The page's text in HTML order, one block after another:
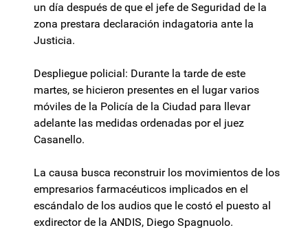
un día después de que el jefe de Seguridad de la
zona prestara declaración indagatoria ante la
Justicia.
Despliegue policial: Durante la tarde de este
martes, se hicieron presentes en el lugar varios
móviles de la Policía de la Ciudad para llevar
adelante las medidas ordenadas por el juez
Casanello.
La causa busca reconstruir los movimientos de los
empresarios farmacéuticos implicados en el
escándalo de los audios que le costó el puesto al
exdirector de la ANDIS, Diego Spagnuolo.